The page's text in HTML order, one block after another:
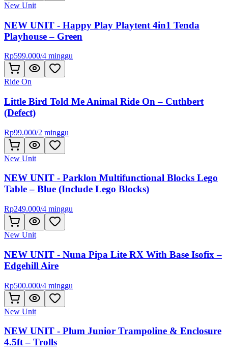
New Unit
NEW UNIT - Happy Play Playtent 4in1 Tenda
Playhouse – Green
Rp599.000/4 minggu
Ride On
Little Bird Told Me Animal Ride On – Cuthbert
(Defect)
Rp99.000/2 minggu
New Unit
NEW UNIT - Parklon Multifunctional Blocks Lego
Table – Blue (Include Lego Blocks)
Rp249.000/4 minggu
New Unit
NEW UNIT - Nuna Pipa Lite RX With Base Isofix –
Edgehill Aire
Rp500.000/4 minggu
New Unit
NEW UNIT - Plum Junior Trampoline & Enclosure
4.5ft – Trolls